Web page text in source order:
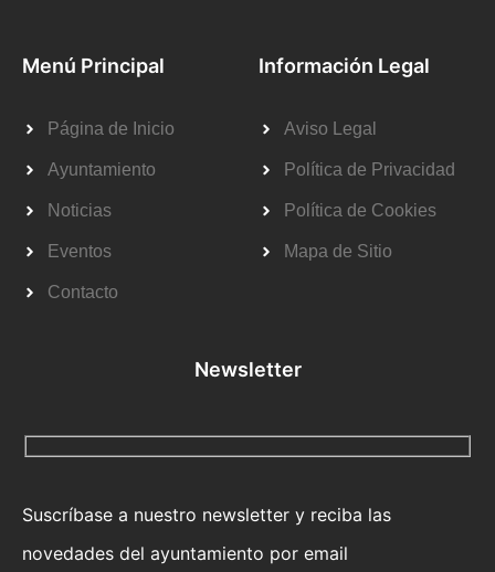
Menú Principal
Página de Inicio
Ayuntamiento
Noticias
Eventos
Contacto
Información Legal
Aviso Legal
Política de Privacidad
Política de Cookies
Mapa de Sitio
Newsletter
Suscríbase a nuestro newsletter y reciba las
novedades del ayuntamiento por email